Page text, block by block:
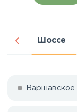
Шоссе
Варшавское